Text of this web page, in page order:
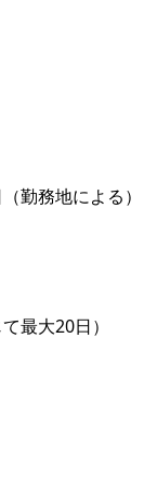
勤務地による）
最大20日）